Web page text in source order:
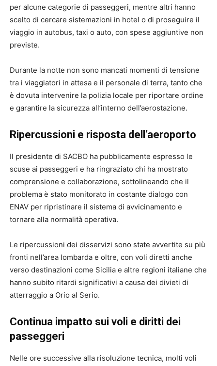
per alcune categorie di passeggeri, mentre altri hanno
scelto di cercare sistemazioni in hotel o di proseguire il
viaggio in autobus, taxi o auto, con spese aggiuntive non
previste.
Durante la notte non sono mancati momenti di tensione
tra i viaggiatori in attesa e il personale di terra, tanto che
è dovuta intervenire la polizia locale per riportare ordine
e garantire la sicurezza all’interno dell’aerostazione.
Ripercussioni e risposta dell’aeroporto
Il presidente di SACBO ha pubblicamente espresso le
scuse ai passeggeri e ha ringraziato chi ha mostrato
comprensione e collaborazione, sottolineando che il
problema è stato monitorato in costante dialogo con
ENAV per ripristinare il sistema di avvicinamento e
tornare alla normalità operativa.
Le ripercussioni dei disservizi sono state avvertite su più
fronti nell’area lombarda e oltre, con voli diretti anche
verso destinazioni come Sicilia e altre regioni italiane che
hanno subito ritardi significativi a causa dei divieti di
atterraggio a Orio al Serio.
Continua impatto sui voli e diritti dei
passeggeri
Nelle ore successive alla risoluzione tecnica, molti voli